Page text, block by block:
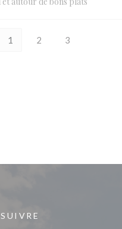
1 2 3